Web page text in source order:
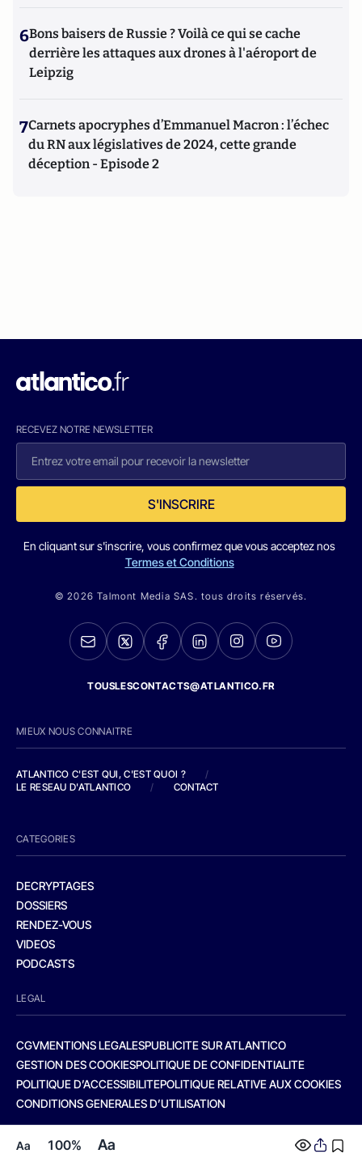
Aa 100% Aa
6Bons baisers de Russie ? Voilà ce qui se cache
derrière les attaques aux drones à l'aéroport de
Leipzig
7Carnets apocryphes d’Emmanuel Macron : l’échec
du RN aux législatives de 2024, cette grande
déception - Episode 2
RECEVEZ NOTRE NEWSLETTER
S'INSCRIRE
En cliquant sur s'inscrire, vous confirmez que vous acceptez nos
Termes et Conditions
© 2026 Talmont Media SAS. tous droits réservés.
TOUSLESCONTACTS@ATLANTICO.FR
MIEUX NOUS CONNAITRE
ATLANTICO C'EST QUI, C'EST QUOI ?
/
LE RESEAU D'ATLANTICO
/ CONTACT
CATEGORIES
DECRYPTAGES
DOSSIERS
RENDEZ-VOUS
VIDEOS
PODCASTS
LEGAL
CGVMENTIONS LEGALESPUBLICITE SUR ATLANTICO
GESTION DES COOKIESPOLITIQUE DE CONFIDENTIALITE
POLITIQUE D’ACCESSIBILITEPOLITIQUE RELATIVE AUX COOKIES
CONDITIONS GENERALES D’UTILISATION